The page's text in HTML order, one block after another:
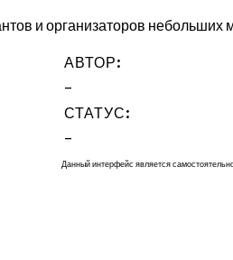
и организаторов небольших
АВТОР:
-
СТАТУС:
-
Данный интерфейс является